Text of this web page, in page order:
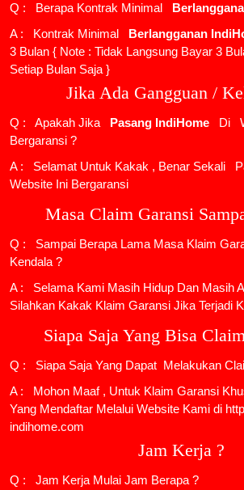
Q : Berapa Kontrak Minimal
A : Kontrak Minimal
Berlangganan
3 Bulan { Note : Tidak Langsung Bayar 3
Setiap Bulan Saja }
Jika Ada Gangguan /
Q : Apakah Jika Pasang IndiHome Di
Bergaransi ?
A : Selamat Untuk Kakak , Benar Sekali
Website Ini Bergaransi
Masa Claim Garansi
Q : Sampai Berapa Lama Masa Klaim
Kendala ?
A : Selama Kami Masih Hidup Dan Masih
Silahkan Kakak Klaim Garansi Jika Terjadi
Siapa Saja Yang Bisa
Q : Siapa Saja Yang Dapat Melakukan
A : Mohon Maaf , Untuk Klaim Garansi
Yang Mendaftar Melalui Website Kami di
indihome.com
Jam Kerja ?
Q : Jam Kerja Mulai Jam Berapa ?